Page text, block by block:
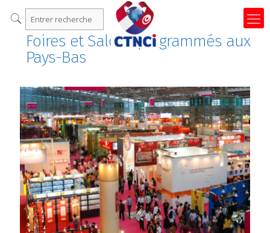
Foires et Salons programmés aux
Pays-Bas